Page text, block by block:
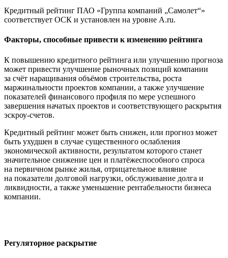
Кредитный рейтинг ПАО «Группа компаний „Самолет“»
соответствует ОСК и установлен на уровне A.ru.
Факторы, способные привести к изменению рейтинга
К повышению кредитного рейтинга или улучшению прогноза
может привести улучшение рыночных позиций компании
за счёт наращивания объёмов строительства, роста
маржинальности проектов компании, а также улучшение
показателей финансового профиля по мере успешного
завершения начатых проектов и соответствующего раскрытия
эскроу-счетов.
Кредитный рейтинг может быть снижен, или прогноз может
быть ухудшен в случае существенного ослабления
экономической активности, результатом которого станет
значительное снижение цен и платёжеспособного спроса
на первичном рынке жилья, отрицательное влияние
на показатели долговой нагрузки, обслуживание долга и
ликвидности, а также уменьшение рентабельности бизнеса
компании.
Регуляторное раскрытие